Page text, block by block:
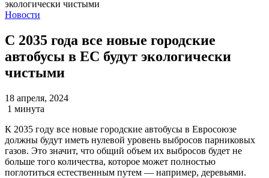
Новости
С 2035 года все новые городские
автобусы в ЕС будут экологически
чистыми
18 апреля, 2024
1 минута
К 2035 году все новые городские автобусы в Евросоюзе
должны будут иметь нулевой уровень выбросов парниковых
газов. Это значит, что общий объем их выбросов будет не
больше того количества, которое может полностью
поглотиться естественным путем — например, деревьями.